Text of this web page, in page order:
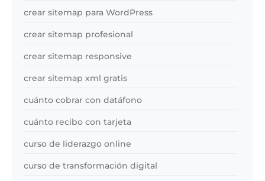
crear sitemap para WordPress
crear sitemap profesional
crear sitemap responsive
crear sitemap xml gratis
cuánto cobrar con datáfono
cuánto recibo con tarjeta
curso de liderazgo online
curso de transformación digital